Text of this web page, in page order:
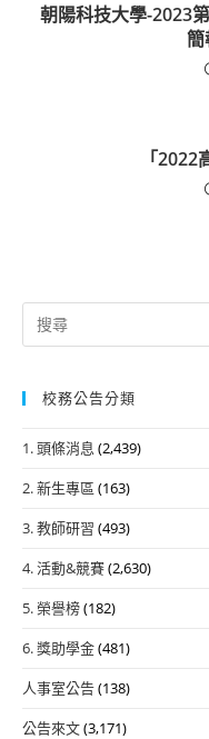
朝陽科技大學-2023
簡
「2022
Search
for:
校務公告分類
1. 頭條消息 (2,439)
2. 新生專區 (163)
3. 教師研習 (493)
4. 活動&競賽(2,630)
5. 榮譽榜(182)
6. 獎助學金(481)
人事室公告(138)
公告來文(3,171)